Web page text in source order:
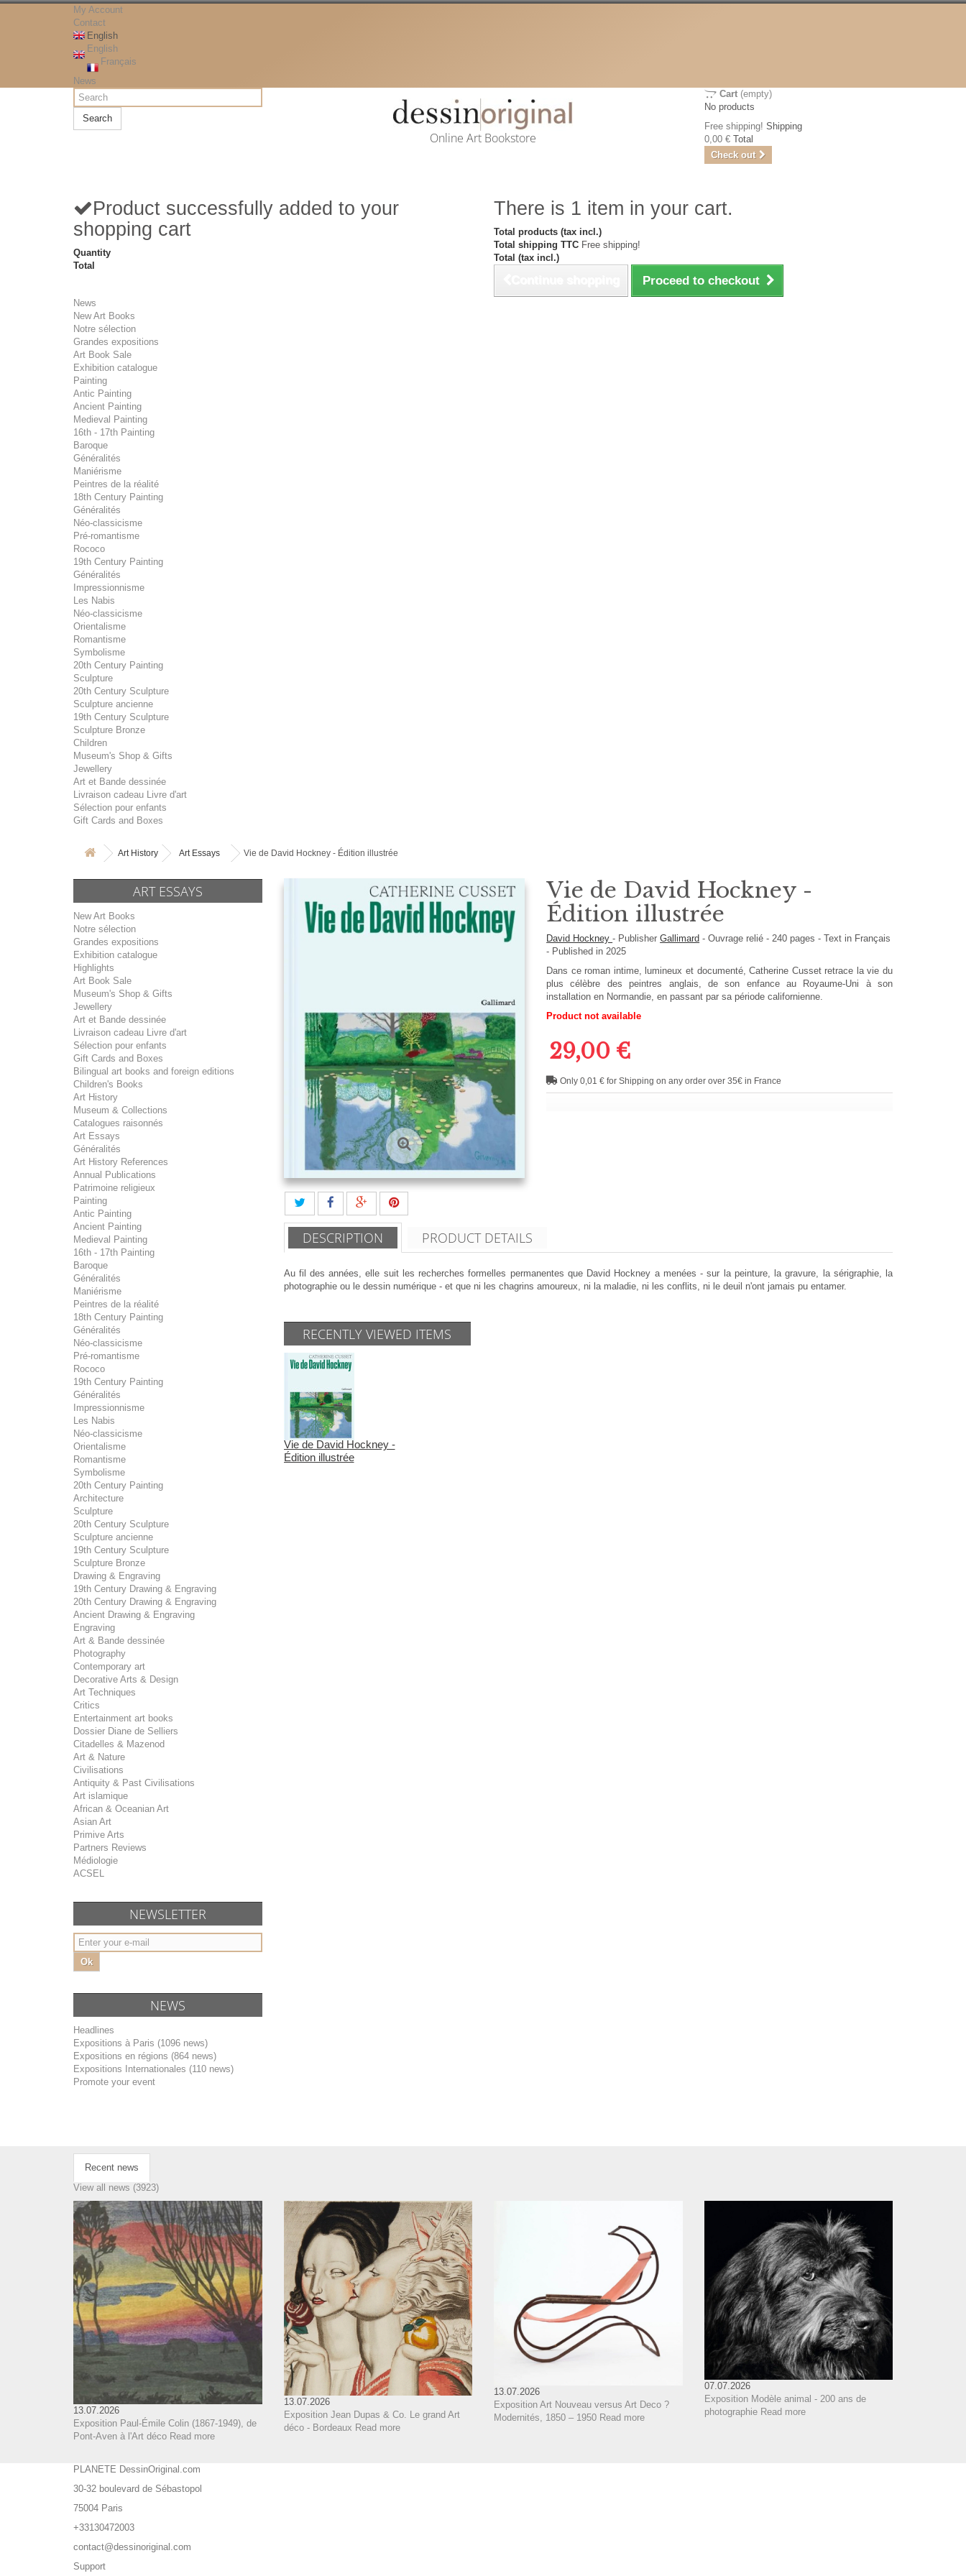
My Account
Contact
English
English
Français
News
Search
Online Art Bookstore
Cart (empty)
No products
Free shipping! Shipping
0,00 € Total
Check out
Product successfully added to your
shopping cart
Quantity
Total
There is 1 item in your cart.
Total products (tax incl.)
Total shipping TTC Free shipping!
Total (tax incl.)
Proceed to checkout
News
New Art Books
Notre sélection
Grandes expositions
Art Book Sale
Exhibition catalogue
Painting
Antic Painting
Ancient Painting
Medieval Painting
16th - 17th Painting
Baroque
Généralités
Maniérisme
Peintres de la réalité
18th Century Painting
Généralités
Néo-classicisme
Pré-romantisme
Rococo
19th Century Painting
Généralités
Impressionnisme
Les Nabis
Néo-classicisme
Orientalisme
Romantisme
Symbolisme
20th Century Painting
Sculpture
20th Century Sculpture
Sculpture ancienne
19th Century Sculpture
Sculpture Bronze
Children
Museum's Shop & Gifts
Jewellery
Art et Bande dessinée
Livraison cadeau Livre d'art
Sélection pour enfants
Gift Cards and Boxes
Art History Art Essays Vie de David Hockney - Édition illustrée
ART ESSAYS
New Art Books
Notre sélection
Grandes expositions
Exhibition catalogue
Highlights
Art Book Sale
Museum's Shop & Gifts
Jewellery
Art et Bande dessinée
Livraison cadeau Livre d'art
Sélection pour enfants
Gift Cards and Boxes
Bilingual art books and foreign editions
Children's Books
Art History
Museum & Collections
Catalogues raisonnés
Art Essays
Généralités
Art History References
Annual Publications
Patrimoine religieux
Painting
Antic Painting
Ancient Painting
Medieval Painting
16th - 17th Painting
Baroque
Généralités
Maniérisme
Peintres de la réalité
18th Century Painting
Généralités
Néo-classicisme
Pré-romantisme
Rococo
19th Century Painting
Généralités
Impressionnisme
Les Nabis
Néo-classicisme
Orientalisme
Romantisme
Symbolisme
20th Century Painting
Architecture
Sculpture
20th Century Sculpture
Sculpture ancienne
19th Century Sculpture
Sculpture Bronze
Drawing & Engraving
19th Century Drawing & Engraving
20th Century Drawing & Engraving
Ancient Drawing & Engraving
Engraving
Art & Bande dessinée
Photography
Contemporary art
Decorative Arts & Design
Art Techniques
Critics
Entertainment art books
Dossier Diane de Selliers
Citadelles & Mazenod
Art & Nature
Civilisations
Antiquity & Past Civilisations
Art islamique
African & Oceanian Art
Asian Art
Primive Arts
Partners Reviews
Médiologie
ACSEL
NEWSLETTER
Ok
NEWS
Headlines
Expositions à Paris (1096 news)
Expositions en régions (864 news)
Expositions Internationales (110 news)
Promote your event
Vie de David Hockney -
Édition illustrée
David Hockney- PublisherGallimard -Ouvrage relié-240pages -Text in Français
- Published in 2025
Dans ce roman intime, lumineux et documenté, Catherine Cusset retrace la vie du
plus célèbre des peintres anglais, de son enfance au Royaume-Uni à son
installation en Normandie, en passant par sa période californienne.
Product not available
29,00 €
Only 0,01 € for Shipping on any order over 35€ in France
DESCRIPTION PRODUCT DETAILS
Au fil des années, elle suit les recherches formelles permanentes que David Hockney a menées - sur la peinture, la gravure, la sérigraphie, la
photographie ou le dessin numérique - et que ni les chagrins amoureux, ni la maladie, ni les conflits, ni le deuil n'ont jamais pu entamer.
RECENTLY VIEWED ITEMS
Vie de David Hockney -
Édition illustrée
Recent news
View all news (3923)
13.07.2026
Exposition Paul-Émile Colin (1867-1949), de
Pont-Aven à l'Art déco Read more
13.07.2026
Exposition Jean Dupas & Co. Le grand Art
déco - Bordeaux Read more
13.07.2026
Exposition Art Nouveau versus Art Deco ?
Modernités, 1850 – 1950 Read more
07.07.2026
Exposition Modèle animal - 200 ans de
photographie Read more
PLANETE DessinOriginal.com
30-32 boulevard de Sébastopol
75004 Paris
+33130472003
contact@dessinoriginal.com
Support